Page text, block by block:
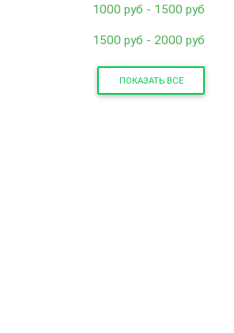
1000 руб - 1500 руб
1500 руб - 2000 руб
ПОКАЗАТЬ ВСЕ